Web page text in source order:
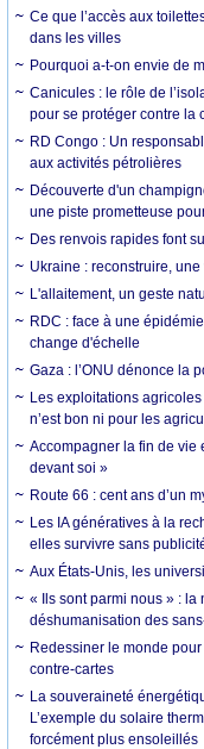
Ce que l’accès aux
dans les villes
Pourquoi a-t-on envie de
Canicules : le rôle de
pour se protéger contre la
RD Congo : Un
aux activités pétrolières
Découverte d'un
une piste prometteuse
Des renvois rapides font
Ukraine : reconstruire,
L'allaitement, un geste
RDC : face à une
change d'échelle
Gaza : l’ONU dénonce la
Les exploitations
n’est bon ni pour les
Accompagner la fin de vie
devant soi »
Route 66 : cent ans d’un
Les IA génératives à la
elles survivre sans
Aux États-Unis, les
« Ils sont parmi nous » :
déshumanisation des
Redessiner le monde
contre-cartes
La souveraineté
L’exemple du solaire
forcément plus ensoleillés